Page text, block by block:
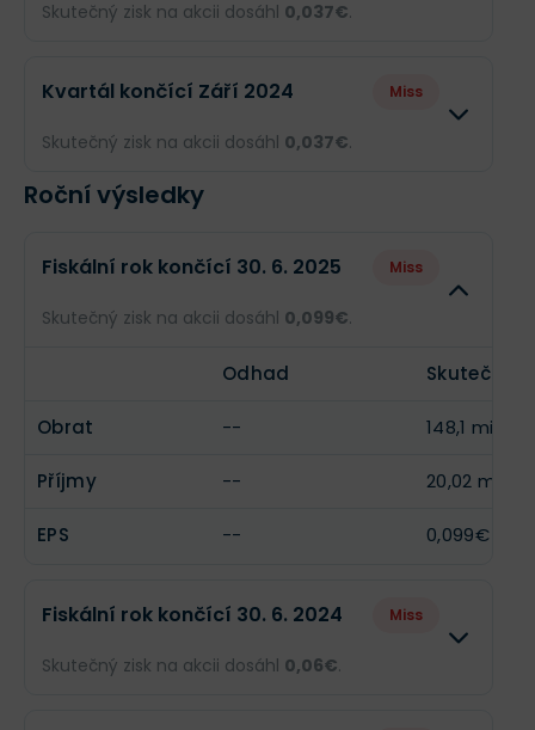
EPS --
Skutečný zisk na akcii dosáhl 0,037€.
47,23 mil.€
Kvartál končící Září 2024 Miss
Skutečný zisk na akcii dosáhl 0,037€.
7,5 mil.€
Roční výsledky
Fiskální rok končící 30. 6. 2025 Miss
Skutečný zisk na akcii dosáhl 0,099€.
Odhad Skutečnost
Obrat -- 148,1 mil.€
Příjmy -- 20,02 mil.€
EPS -- 0,099€
Fiskální rok končící 30. 6. 2024 Miss
Skutečný zisk na akcii dosáhl 0,06€.